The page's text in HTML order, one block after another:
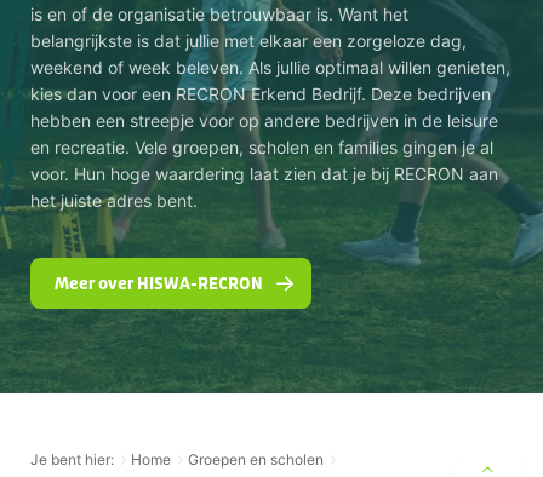
is en of de organisatie betrouwbaar is. Want het
belangrijkste is dat jullie met elkaar een zorgeloze dag,
weekend of week beleven. Als jullie optimaal willen genieten,
kies dan voor een RECRON Erkend Bedrijf. Deze bedrijven
hebben een streepje voor op andere bedrijven in de leisure
en recreatie. Vele groepen, scholen en families gingen je al
voor. Hun hoge waardering laat zien dat je bij RECRON aan
het juiste adres bent.
Meer over HISWA-RECRON
Je bent hier: Home
Groepen en scholen